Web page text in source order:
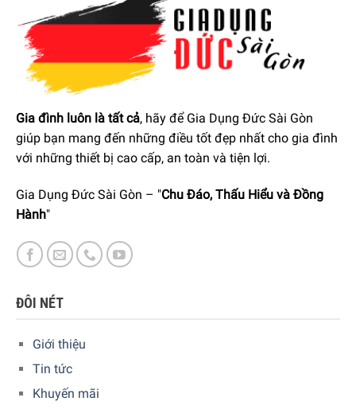
Chất liệu an toàn với sức khỏe người dùng
Thớt là vật dụng thường xuyên được sử dụng để chế biến
thực phẩm trong bếp vì vậy chất liệu làm nên chiếc thớt
được người nội trợ rất quan tâm. Bộ thớt Joseph Joseph
Folio 60187 4 món được sản xuất hoàn toàn bằng nhựa
sức khỏe người dùng. Hãy lựa chọn bộ thớt Joseph Joseph
Folio 60187 để chuẩn bị cho gia đình những bữa cơm chất
lượng và an toàn nhé.
Gia đình luôn là tất cả, hãy để Gia Dụng Đức Sài Gòn
giúp bạn mang đến những điều tốt đẹp nhất cho gia đình
với những thiết bị cao cấp, an toàn và tiện lợi.
Gia Dụng Đức Sài Gòn – "Chu Đáo, Thấu Hiểu và Đồng
Hành"
ĐÔI NÉT
Giới thiệu
Tin tức
Khuyến mãi